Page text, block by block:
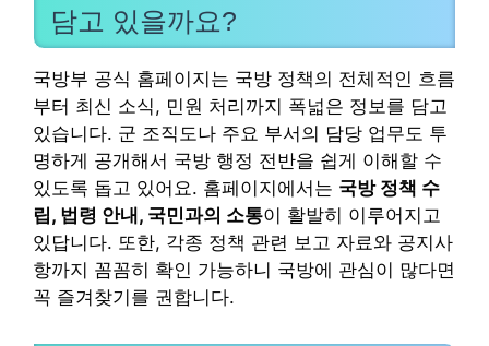
담고 있을까요?
국방부 공식 홈페이지는 국방 정책의 전체적인 흐름
부터 최신 소식, 민원 처리까지 폭넓은 정보를 담고
있습니다. 군 조직도나 주요 부서의 담당 업무도 투
명하게 공개해서 국방 행정 전반을 쉽게 이해할 수
있도록 돕고 있어요. 홈페이지에서는 국방 정책 수
립, 법령 안내, 국민과의 소통이 활발히 이루어지고
있답니다. 또한, 각종 정책 관련 보고 자료와 공지사
항까지 꼼꼼히 확인 가능하니 국방에 관심이 많다면
꼭 즐겨찾기를 권합니다.